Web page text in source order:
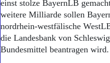
Berlin-
Danzig und
einst stolze BayernLB
weitere Milliarde sollen
nordrhein-westfälische
die Landesbank von
Bundesmittel beantragen wird.